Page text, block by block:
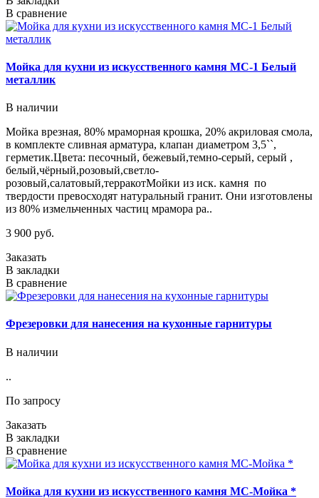
В сравнение
Мойка для кухни из искусственного камня МС-1 Белый
металлик
В наличии
Мойка врезная, 80% мраморная крошка, 20% акриловая смола,
в комплекте сливная арматура, клапан диаметром 3,5``,
герметик.Цвета: песочный, бежевый,темно-серый, серый ,
белый,чёрный,розовый,светло-
розовый,салатовый,терракотМойки из иск. камня по
твердости превосходят натуральный гранит. Они изготовлены
из 80% измельченных частиц мрамора ра..
3 900 руб.
Заказать
В закладки
В сравнение
Фрезеровки для нанесения на кухонные гарнитуры
В наличии
..
По запросу
Заказать
В закладки
В сравнение
Мойка для кухни из искусственного камня МС-Мойка *